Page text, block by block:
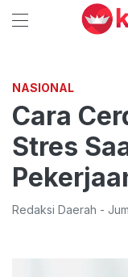
NASIONAL
Cara
Stres
Redaksi Daerah -